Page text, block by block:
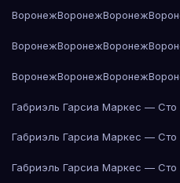
ВоронежВоронежВоронеж
ВоронежВоронежВоронеж
ВоронежВоронежВоронеж
Габриэль Гарсиа Маркес — Сто
Габриэль Гарсиа Маркес — Сто
Габриэль Гарсиа Маркес — Сто